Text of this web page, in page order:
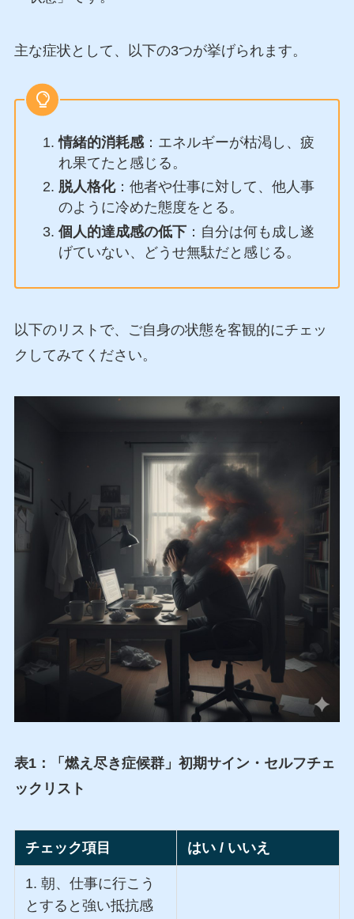
主な症状として、以下の3つが挙げられます。
情緒的消耗感：エネルギーが枯渇し、疲
れ果てたと感じる。
脱人格化：他者や仕事に対して、他人事
のように冷めた態度をとる。
個人的達成感の低下：自分は何も成し遂
げていない、どうせ無駄だと感じる。
以下のリストで、ご自身の状態を客観的にチェッ
クしてみてください。
表1：「燃え尽き症候群」初期サイン・セルフチェ
ックリスト
チェック項目 はい / いいえ
1. 朝、仕事に行こう
とすると強い抵抗感